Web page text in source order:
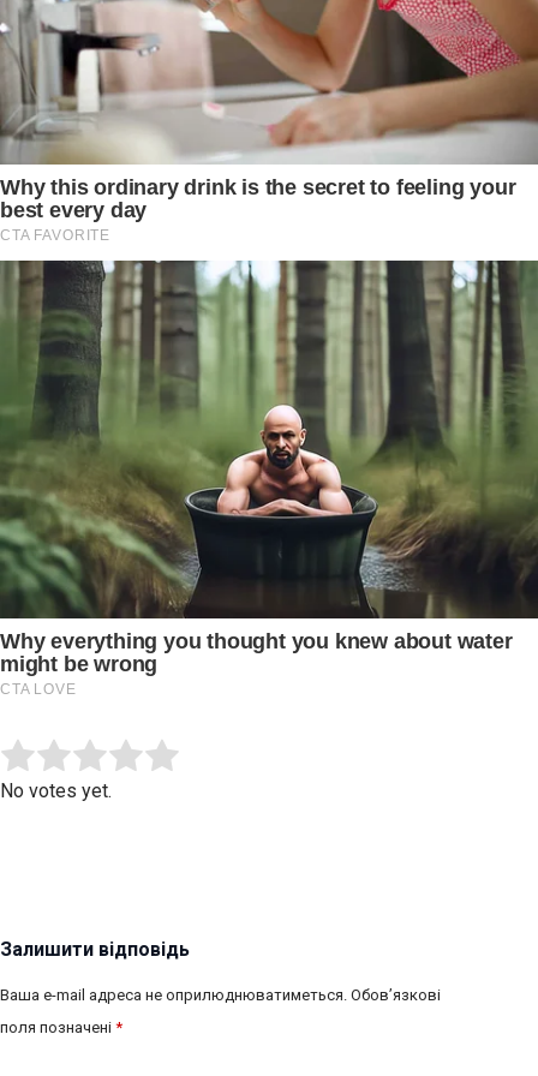
Rate this item:
No votes yet.
Залишити відповідь
Ваша e-mail адреса не оприлюднюватиметься. Обов’язкові
поля позначені *